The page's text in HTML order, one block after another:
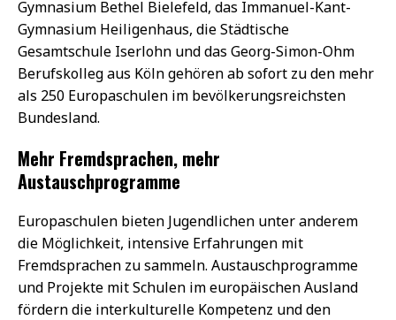
Gymnasium Bethel Bielefeld, das Immanuel-Kant-
Gymnasium Heiligenhaus, die Städtische
Gesamtschule Iserlohn und das Georg-Simon-Ohm
Berufskolleg aus Köln gehören ab sofort zu den mehr
als 250 Europaschulen im bevölkerungsreichsten
Bundesland.
Mehr Fremdsprachen, mehr
Austauschprogramme
Europaschulen bieten Jugendlichen unter anderem
die Möglichkeit, intensive Erfahrungen mit
Fremdsprachen zu sammeln. Austauschprogramme
und Projekte mit Schulen im europäischen Ausland
fördern die interkulturelle Kompetenz und den